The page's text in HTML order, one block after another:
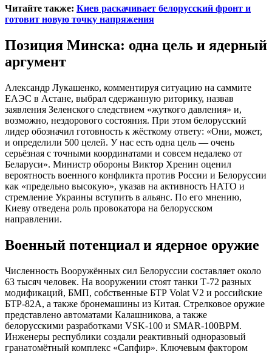
Читайте также: Киев раскачивает белорусский фронт и
готовит новую точку напряжения
Позиция Минска: одна цель и ядерный
аргумент
Александр Лукашенко, комментируя ситуацию на саммите
ЕАЭС в Астане, выбрал сдержанную риторику, назвав
заявления Зеленского следствием «жуткого давления» и,
возможно, нездорового состояния. При этом белорусский
лидер обозначил готовность к жёсткому ответу: «Они, может,
и определили 500 целей. У нас есть одна цель — очень
серьёзная с точными координатами и совсем недалеко от
Беларуси». Министр обороны Виктор Хренин оценил
вероятность военного конфликта против России и Белоруссии
как «предельно высокую», указав на активность НАТО и
стремление Украины вступить в альянс. По его мнению,
Киеву отведена роль провокатора на белорусском
направлении.
Военный потенциал и ядерное оружие
Численность Вооружённых сил Белоруссии составляет около
63 тысяч человек. На вооружении стоят танки Т-72 разных
модификаций, БМП, собственные БТР Volat V2 и российские
БТР-82А, а также бронемашины из Китая. Стрелковое оружие
представлено автоматами Калашникова, а также
белорусскими разработками VSK-100 и SMAR-100BPM.
Инженеры республики создали реактивный одноразовый
гранатомётный комплекс «Сапфир». Ключевым фактором